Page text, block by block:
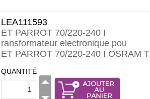
LEA111593
ET PARROT 70/220-240 I
ransformateur electronique pou
ET PARROT 70/220-240 I OSRAM T
QUANTITÉ